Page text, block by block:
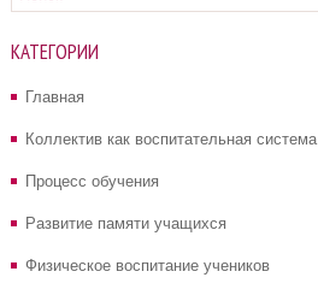
КАТЕГОРИИ
Главная
Коллектив как воспитательная система
Процесс обучения
Развитие памяти учащихся
Физическое воспитание учеников